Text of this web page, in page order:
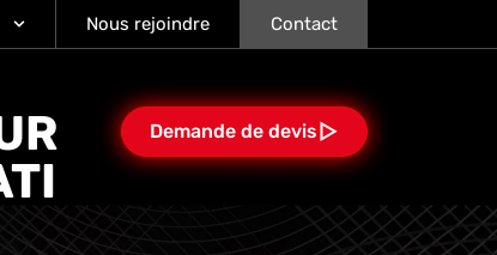
Nous rejoindre Contact
Demande de devis